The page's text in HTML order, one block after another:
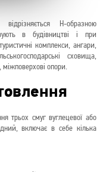
Н-образною
в будівництві і при
комплекси, ангари,
сховища,
міжповерхові опори.
трьох смуг вуглецевої або
включає в себе кілька